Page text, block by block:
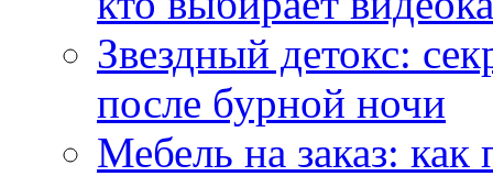
Звездный детокс:
после бурной ночи
Мебель на заказ: